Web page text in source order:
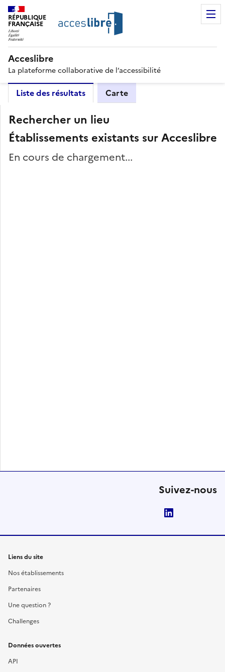
RÉPUBLIQUE
FRANÇAISE
Acceslibre
La plateforme collaborative de l’accessibilité
Liste des résultats Carte
Rechercher un lieu
Établissements existants sur Acceslibre
En cours de chargement...
Suivez-nous
Liens du site
Nos établissements
Partenaires
Une question ?
Challenges
Données ouvertes
API